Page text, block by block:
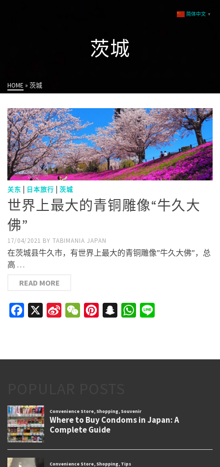
茨城
HOME » 茨城
关东 | 日本旅行 | 茨城
世界上最大的青铜雕像“牛久大
佛”
17/04/2021 BY TABIMANIA JAPAN
在茨城县牛久市，有世界上最大的青铜雕像”牛久大佛”，总
高 …
READ MORE
Facebook
Sina
WeChatPinterestSnapchatWhatsApp
简体中文 ▼